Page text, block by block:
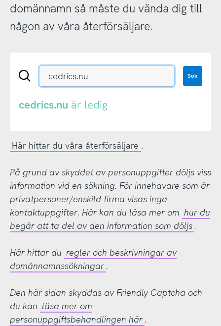
domännamn så måste du vända dig till
någon av våra återförsäljare.
Sök
eller
Sök
cedrics.nu är ledig
Här hittar du våra återförsäljare .
På grund av skyddet av personuppgifter döljs viss
information vid en sökning. För innehavare som är
privatpersoner/enskild firma visas inga
kontaktuppgifter. Här kan du läsa mer om hur du
begär att ta del av den information som döljs .
Här hittar du regler och beskrivningar av
domännamnssökningar .
Den här sidan skyddas av Friendly Captcha och
du kan läsa mer om
personuppgiftsbehandlingen här .